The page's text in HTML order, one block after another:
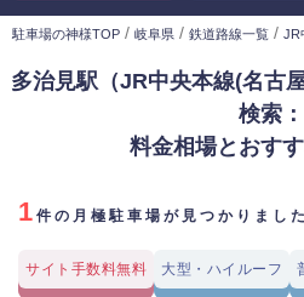
駐車場の神様TOP / 岐阜県 / 鉄道路線一覧 / JR
多治見駅（JR中央本線(名古
検索：
料金相場とおす
1 件の月極駐車場が見つかりました
サイト手数料無料 大型・ハイルーフ